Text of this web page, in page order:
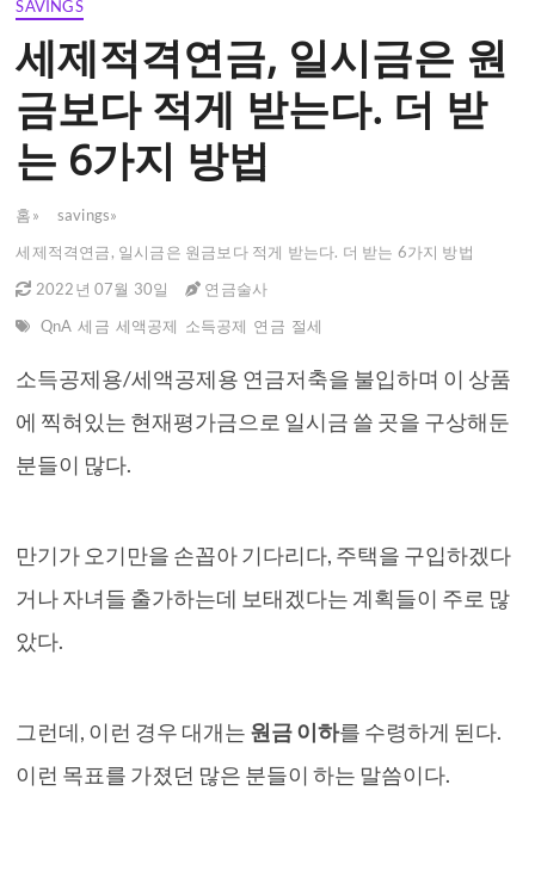
SAVINGS
세제적격연금, 일시금은 원
금보다 적게 받는다. 더 받
는 6가지 방법
홈» savings»
세제적격연금, 일시금은 원금보다 적게 받는다. 더 받는 6가지 방법
2022년 07월 30일
연금술사
QnA 세금 세액공제 소득공제 연금 절세
소득공제용/세액공제용 연금저축을 불입하며 이 상품
에 찍혀있는 현재평가금으로 일시금 쓸 곳을 구상해둔
분들이 많다.
만기가 오기만을 손꼽아 기다리다, 주택을 구입하겠다
거나 자녀들 출가하는데 보태겠다는 계획들이 주로 많
았다.
그런데, 이런 경우 대개는 원금 이하를 수령하게 된다.
이런 목표를 가졌던 많은 분들이 하는 말씀이다.